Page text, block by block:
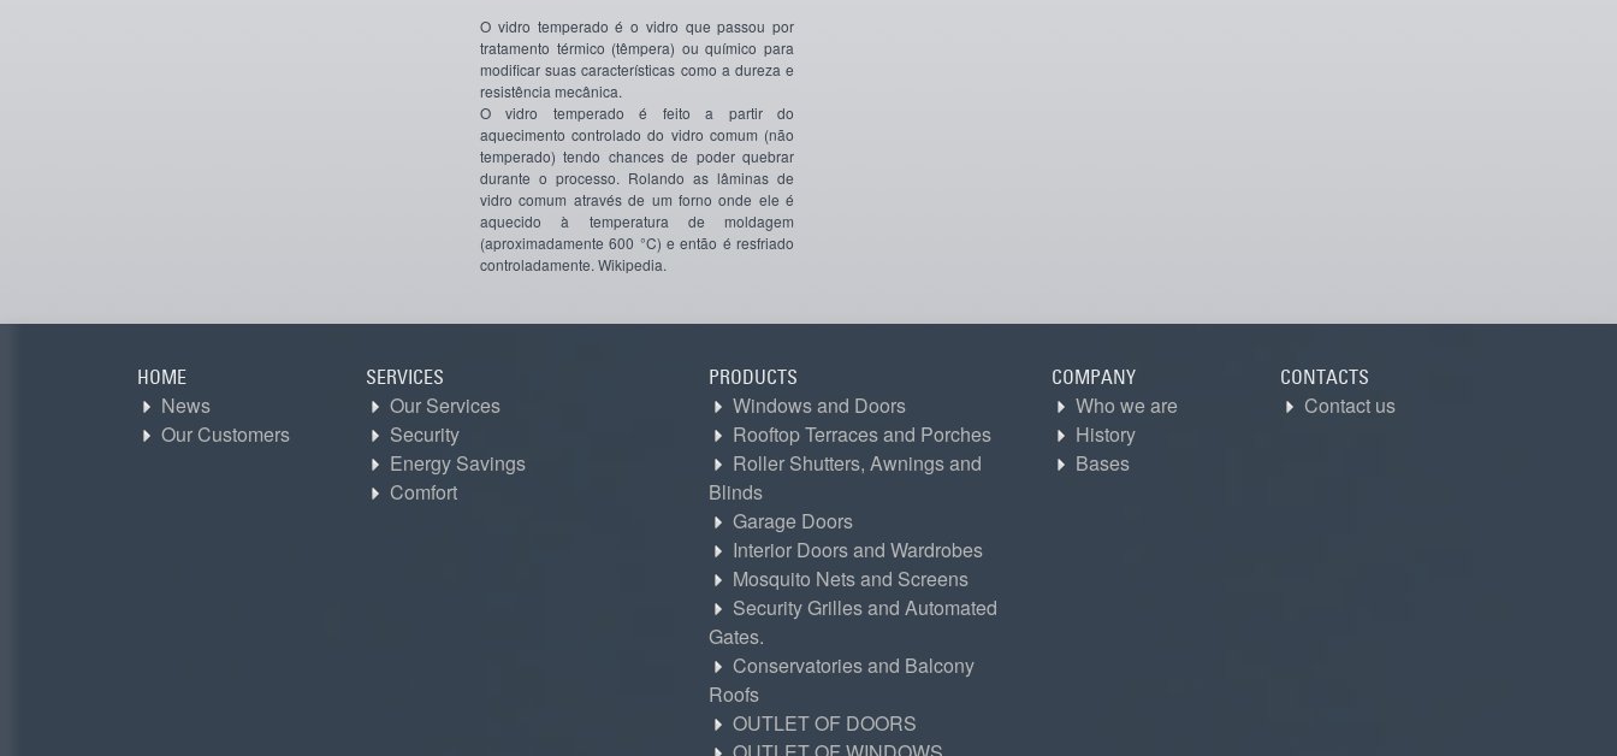
O vidro temperado é o vidro que passou por
tratamento térmico (têmpera) ou químico para
modificar suas características como a dureza e
resistência mecânica.
O vidro temperado é feito a partir do
aquecimento controlado do vidro comum (não
temperado) tendo chances de poder quebrar
durante o processo. Rolando as lâminas de
vidro comum através de um forno onde ele é
aquecido à temperatura de moldagem
(aproximadamente 600 °C) e então é resfriado
controladamente. Wikipedia.
HOME
News
Our Customers
SERVICES
Our Services
Security
Energy Savings
Comfort
PRODUCTS
Windows and Doors
Rooftop Terraces and Porches
Roller Shutters, Awnings and
Blinds
Garage Doors
Interior Doors and Wardrobes
Mosquito Nets and Screens
Security Grilles and Automated
Gates.
Conservatories and Balcony
Roofs
OUTLET OF DOORS
COMPANY
Who we are
History
Bases
CONTACTS
Contact us